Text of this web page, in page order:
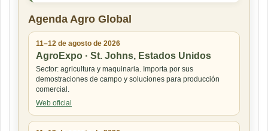
Agenda Agro Global
11–12 de agosto de 2026
AgroExpo · St. Johns, Estados Unidos
Sector: agricultura y maquinaria. Importa por sus
demostraciones de campo y soluciones para producción
comercial.
Web oficial